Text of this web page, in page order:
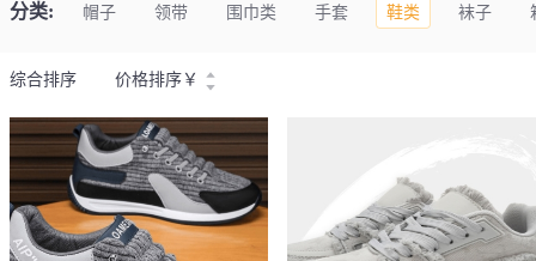
分类: 帽子 领带 围巾类 手套 鞋类 袜子
综合排序 价格排序 ￥